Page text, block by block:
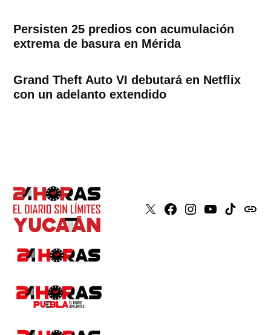
Persisten 25 predios con acumulación
extrema de basura en Mérida
Grand Theft Auto VI debutará en Netflix
con un adelanto extendido
X Faceboook
Instagram
YoutubeTiktokissuu